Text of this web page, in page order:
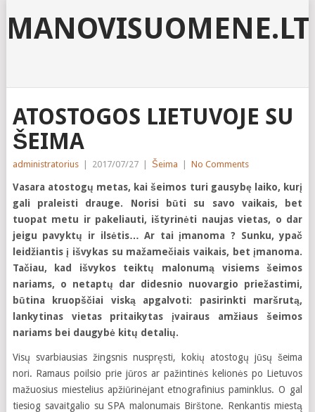
MANOVISUOMENE.LT
ATOSTOGOS LIETUVOJE SU
ŠEIMA
administratorius 2017/07/27 Šeima No Comments
Vasara atostogų metas, kai šeimos turi gausybę laiko, kurį
gali praleisti drauge. Norisi būti su savo vaikais, bet
tuopat metu ir pakeliauti, ištyrinėti naujas vietas, o dar
jeigu pavyktų ir ilsėtis… Ar tai įmanoma ? Sunku, ypač
leidžiantis į išvykas su mažamečiais vaikais, bet įmanoma.
Tačiau, kad išvykos teiktų malonumą visiems šeimos
nariams, o netaptų dar didesnio nuovargio priežastimi,
būtina kruopščiai viską apgalvoti: pasirinkti maršrutą,
lankytinas vietas pritaikytas įvairaus amžiaus šeimos
nariams bei daugybė kitų detalių.
Visų svarbiausias žingsnis nuspręsti, kokių atostogų jūsų šeima
nori. Ramaus poilsio prie jūros ar pažintinės kelionės po Lietuvos
mažuosius miestelius apžiūrinėjant etnografinius paminklus. O gal
tiesiog savaitgalio su SPA malonumais Birštone. Renkantis miestą